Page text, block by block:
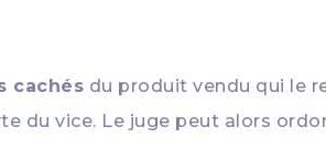
cachés du produit vendu qui le
du vice. Le juge peut alors